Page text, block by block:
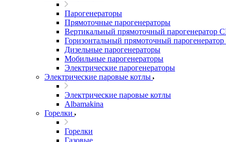
Парогенераторы
Прямоточные парогенераторы
Вертикальный прямоточный парогенератор
Горизонтальный прямоточный
Дизельные парогенераторы
Мобильные парогенераторы
Электрические парогенераторы
Электрические паровые котлы
Электрические паровые котлы
Albamakina
Горелки
Горелки
Газовые